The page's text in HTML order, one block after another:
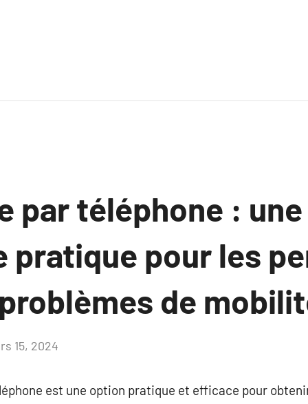
par téléphone : une
pratique pour les
de
15, 2024
est une option pratique et efficace pour